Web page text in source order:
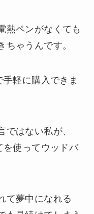
熱ペンがなくても
ちゃうんです。
軽に購入できま
ではない私が、
を使ってウッドバ
て夢中になれる